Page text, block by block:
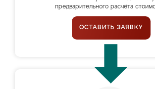
предварительного расчёта
ОСТАВИТЬ ЗАЯВКУ